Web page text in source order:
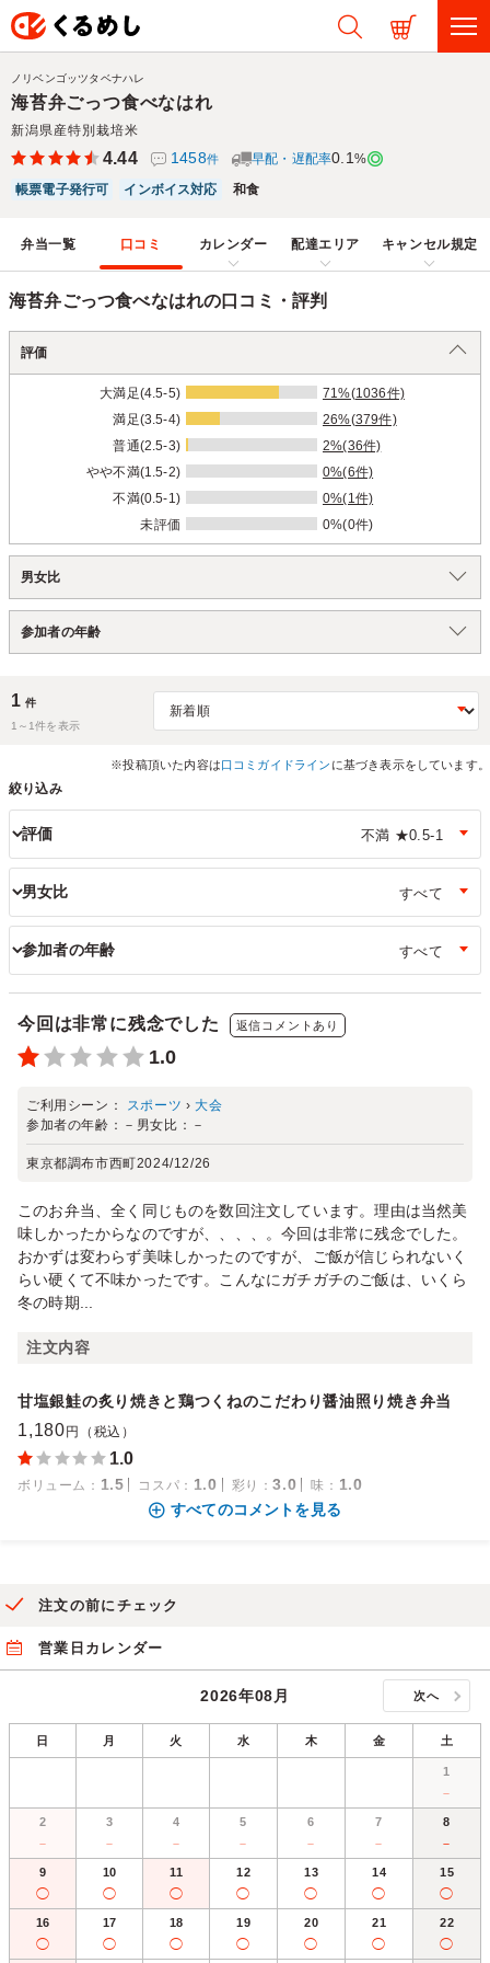
海苔弁ごっつ食べなはれ
新潟県産特別栽培米
ノリベンゴッツタベナハレ
4.44 1458件 早配・遅配率0.1 %
帳票電子発行可
インボイス対応 和食
弁当一覧 口コミ カレンダー 配達エリア キャンセル規定
海苔弁ごっつ食べなはれの口コミ・評判
評価
大満足(4.5-5)
71%(1036件)
満足(3.5-4)
26%(379件)
普通(2.5-3)
2%(36件)
やや不満(1.5-2)
0%(6件)
不満(0.5-1)
0%(1件)
未評価
0%(0件)
男女比
参加者の年齢
1 件
1～ 1件を表示
※投稿頂いた内容は口コミガイドライン に基づき表示をしています。
絞り込み
評価
男女比
参加者の年齢
今回は非常に残念でした 返信コメントあり
1.0
ご利用シーン： スポーツ ›大会
参加者の年齢： － 男女比： －
東京都調布市西町2024/12/26
このお弁当、全く同じものを数回注文しています。理由は当然美
味しかったからなのですが、、、、。今回は非常に残念でした。
おかずは変わらず美味しかったのですが、ご飯が信じられないく
らい硬くて不味かったです。こんなにガチガチのご飯は、いくら
冬の時期...
注文内容
甘塩銀鮭の炙り焼きと鶏つくねのこだわり醤油照り焼き弁当
1,180 円（税込）
1.0
ボリューム ： 1.5 コスパ ： 1.0 彩り ：3.0 味 ： 1.0
すべてのコメントを見る
注文の前にチェック
営業日カレンダー
2026年08月 次へ
日 月 火 水 木 金 土
1
－
2
－
3
－
4
－
5
－
6
－
7
－
8
－
9
◯
10
◯
11
◯
12
◯
13
◯
14
◯
15
◯
16
◯
17
◯
18
◯
19
◯
20
◯
21
◯
22
◯